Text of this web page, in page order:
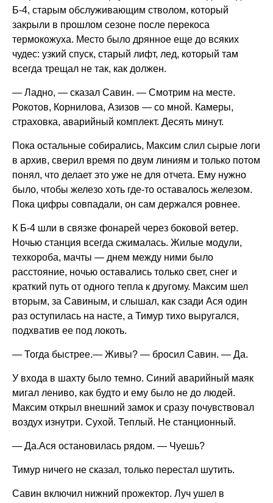
Б-4, старым обслуживающим стволом, который
закрыли в прошлом сезоне после перекоса
термокожуха. Место было дрянное еще до всяких
чудес: узкий спуск, старый лифт, лед, который там
всегда трещал не так, как должен.
— Ладно, — сказал Савин. — Смотрим на месте.
Рокотов, Корнилова, Азизов — со мной. Камеры,
страховка, аварийный комплект. Десять минут.
Пока остальные собирались, Максим слил сырые логи
в архив, сверил время по двум линиям и только потом
понял, что делает это уже не для отчета. Ему нужно
было, чтобы железо хоть где-то оставалось железом.
Пока цифры совпадали, он сам держался ровнее.
К Б-4 шли в связке фонарей через боковой ветер.
Ночью станция всегда сжималась. Жилые модули,
техкороба, мачты — днем между ними было
расстояние, ночью оставались только свет, снег и
краткий путь от одного тепла к другому. Максим шел
вторым, за Савиным, и слышал, как сзади Ася один
раз оступилась на насте, а Тимур тихо выругался,
подхватив ее под локоть.
— Тогда быстрее.— Живы? — бросил Савин. — Да.
У входа в шахту было темно. Синий аварийный маяк
мигал лениво, как будто и ему было не до людей.
Максим открыл внешний замок и сразу почувствовал
воздух изнутри. Сухой. Теплый. Не станционный.
— Да.Ася остановилась рядом. — Чуешь?
Тимур ничего не сказал, только перестал шутить.
Савин включил нижний прожектор. Луч ушел в